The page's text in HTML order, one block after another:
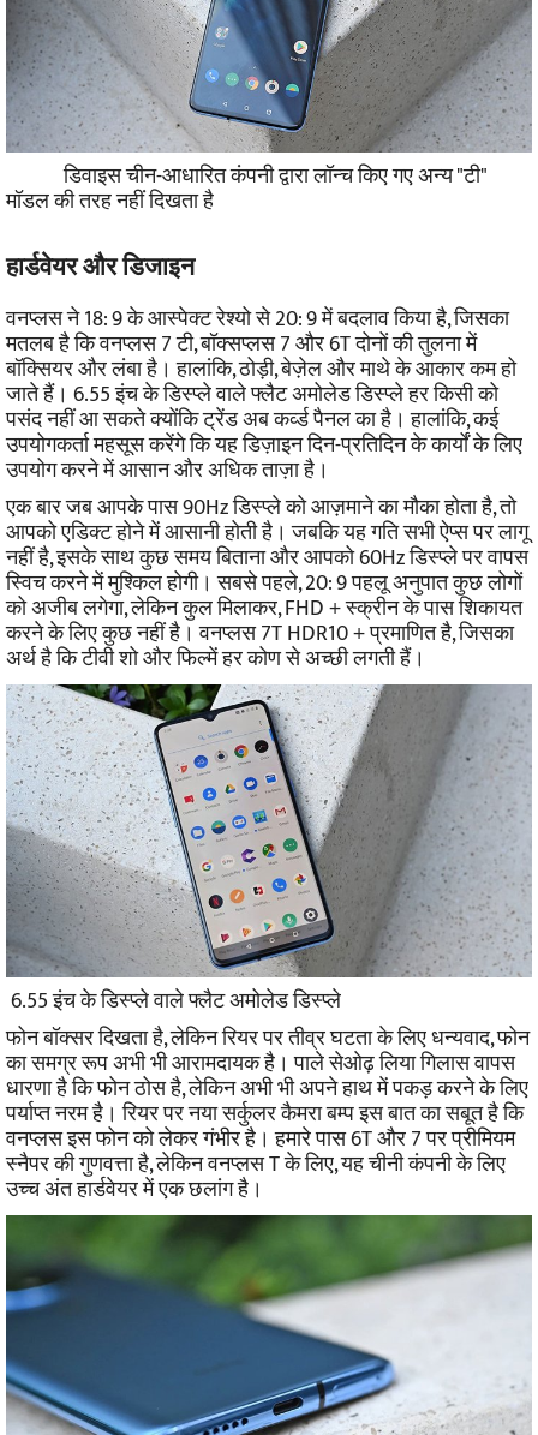
डिवाइस चीन-आधारित कंपनी द्वारा लॉन्च किए गए अन्य "टी"
मॉडल की तरह नहीं दिखता है
हार्डवेयर और डिजाइन
वनप्लस ने 18: 9 के आस्पेक्ट रेश्यो से 20: 9 में बदलाव किया है, जिसका
मतलब है कि वनप्लस 7 टी, बॉक्सप्लस 7 और 6T दोनों की तुलना में
बॉक्सियर और लंबा है। हालांकि, ठोड़ी, बेज़ेल और माथे के आकार कम हो
जाते हैं। 6.55 इंच के डिस्प्ले वाले फ्लैट अमोलेड डिस्प्ले हर किसी को
पसंद नहीं आ सकते क्योंकि ट्रेंड अब कर्व्ड पैनल का है। हालांकि, कई
उपयोगकर्ता महसूस करेंगे कि यह डिज़ाइन दिन-प्रतिदिन के कार्यों के लिए
उपयोग करने में आसान और अधिक ताज़ा है।
एक बार जब आपके पास 90Hz डिस्प्ले को आज़माने का मौका होता है, तो
आपको एडिक्ट होने में आसानी होती है। जबकि यह गति सभी ऐप्स पर लागू
नहीं है, इसके साथ कुछ समय बिताना और आपको 60Hz डिस्प्ले पर वापस
स्विच करने में मुश्किल होगी।सबसे पहले, 20: 9 पहलू अनुपात कुछ लोगों
को अजीब लगेगा, लेकिन कुल मिलाकर, FHD + स्क्रीन के पास शिकायत
करने के लिए कुछ नहीं है। वनप्लस 7T HDR10 + प्रमाणित है, जिसका
अर्थ है कि टीवी शो और फिल्में हर कोण से अच्छी लगती हैं।
6.55 इंच के डिस्प्ले वाले फ्लैट अमोलेड डिस्प्ले
फोन बॉक्सर दिखता है, लेकिन रियर पर तीव्र घटता के लिए धन्यवाद, फोन
का समग्र रूप अभी भी आरामदायक है। पाले सेओढ़ लिया गिलास वापस
धारणा है कि फोन ठोस है, लेकिन अभी भी अपने हाथ में पकड़ करने के लिए
पर्याप्त नरम है।रियर पर नया सर्कुलर कैमरा बम्प इस बात का सबूत है कि
वनप्लस इस फोन को लेकर गंभीर है। हमारे पास 6T और 7 पर प्रीमियम
स्नैपर की गुणवत्ता है, लेकिन वनप्लस T के लिए, यह चीनी कंपनी के लिए
उच्च अंत हार्डवेयर में एक छलांग है।